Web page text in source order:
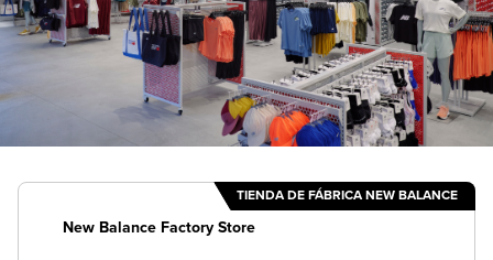
TIENDA DE FÁBRICA NEW BALANCE
New Balance Factory Store